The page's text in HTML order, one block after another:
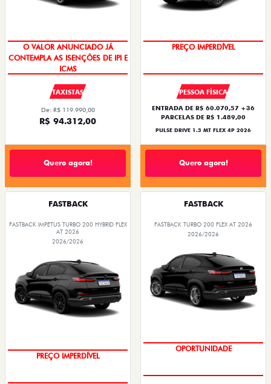
O VALOR ANUNCIADO JÁ
CONTEMPLA AS ISENÇÕES DE IPI E
ICMS
TAXISTAS
De: R$ 119.990,00
R$ 94.312,00
Quero agora!
PREÇO IMPERDÍVEL
PESSOA FÍSICA
ENTRADA DE R$ 60.070,57 +36
PARCELAS DE R$ 1.489,00
PULSE DRIVE 1.3 MT FLEX 4P 2026
Quero agora!
FASTBACK
FASTBACK IMPETUS TURBO 200 HYBRID FLEX
AT 2026
2026/2026
PREÇO IMPERDÍVEL
FASTBACK
FASTBACK TURBO 200 FLEX AT 2026
2026/2026
OPORTUNIDADE